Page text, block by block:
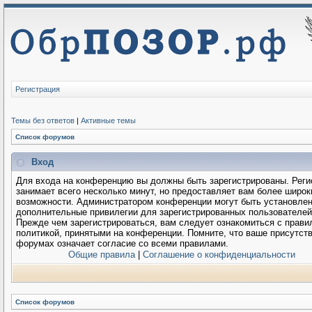
Регистрация
Темы без ответов | Активные темы
Список форумов
Вход
Для входа на конференцию вы должны быть зарегистрированы.
занимает всего несколько минут, но предоставляет вам более
возможности. Администратором конференции могут быть
дополнительные привилегии для зарегистрированных
Прежде чем зарегистрироваться, вам следует ознакомиться с
политикой, принятыми на конференции. Помните, что ваше
форумах означает согласие со всеми правилами.
Общие правила| Соглашение о конфиденциальности
Список форумов